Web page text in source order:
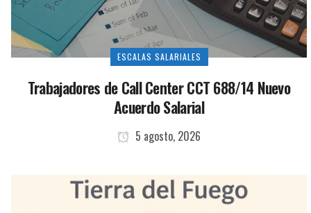
ESCALAS SALARIALES
Trabajadores de Call Center CCT 688/14 Nuevo
Acuerdo Salarial
5 agosto, 2026